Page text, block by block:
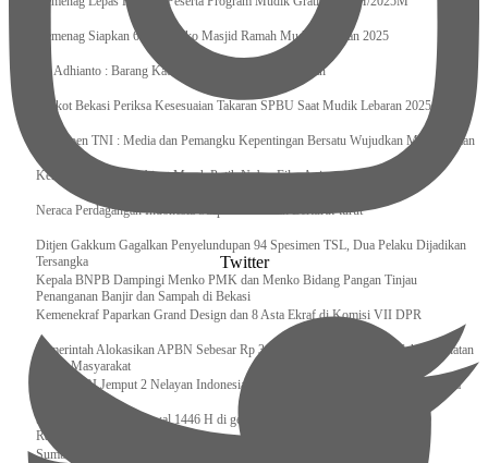
Kemenag Siapkan 6.180 Posko Masjid Ramah Mudik Lebaran 2025
Tri Adhianto : Barang Kadaluarsa Segera di Kembalikan
Walkot Bekasi Periksa Kesesuaian Takaran SPBU Saat Mudik Lebaran 2025
Kapuspen TNI : Media dan Pemangku Kepentingan Bersatu Wujudkan Mudik Aman
Kemenekraf Ajak Kabinet Merah Putih Nobar Film Animasi Jumbo
Neraca Perdagangan Indonesia Surplus 58 Bulan Berturut-turut
Ditjen Gakkum Gagalkan Penyelundupan 94 Spesimen TSL, Dua Pelaku Dijadikan
Tersangka
Kepala BNPB Dampingi Menko PMK dan Menko Bidang Pangan Tinjau
Penanganan Banjir dan Sampah di Bekasi
Kemenekraf Paparkan Grand Design dan 8 Asta Ekraf di Komisi VII DPR
Pemerintah Alokasikan APBN Sebesar Rp 3,4 Triliun untuk Program Cek Kesehatan
Gratis Masyarakat
Bakamla RI Jemput 2 Nelayan Indonesia di Perbatasan Terluar Indonesia Malaysia
Sidang Isbat Awal Syawal 1446 H di gelar oleh Kementerian Agama pada 29
Ramadan
Sumber Daya Adalah Tantangan Penanganan Darurat Bencana di Daerah
Twitter